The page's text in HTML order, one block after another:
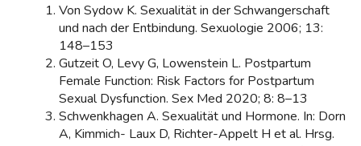
Von Sydow K. Sexualität in der Schwangerschaft
und nach der Entbindung. Sexuologie 2006; 13:
148–153
Gutzeit O, Levy G, Lowenstein L. Postpartum
Female Function: Risk Factors for Postpartum
Sexual Dysfunction. Sex Med 2020; 8: 8–13
Schwenkhagen A. Sexualität und Hormone. In: Dorn
A, Kimmich- Laux D, Richter-Appelt H et al. Hrsg.